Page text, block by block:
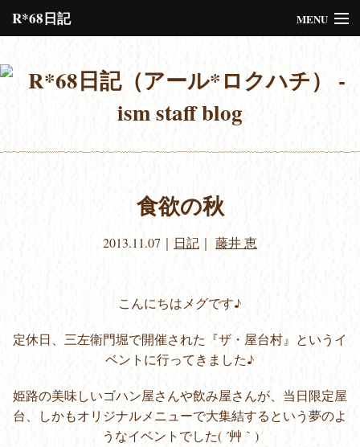
R*68日記 MENU
Please assign a menu to the primary menu location under
食欲の秋
2013.11.07 ｜ 日記 ｜ 藤井 恵
こんにちはメグです♪
定休日、三左衛門堀で開催された『ザ・屋台村』というイ
ベントに行ってきました♪
姫路の美味しいゴハン屋さんや飲み屋さんが、当日限定屋
台、しかもオリジナルメニューで大集結するという夢のよ
うなイベントでした( ´艸｀)